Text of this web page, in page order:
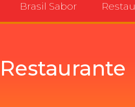
Brasil Sabor